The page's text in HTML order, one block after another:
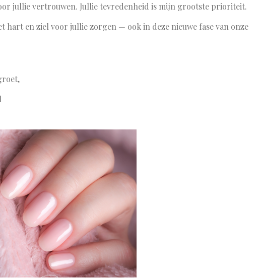
jullie vertrouwen. Jullie tevredenheid is mijn grootste prioriteit.
hart en ziel voor jullie zorgen — ook in deze nieuwe fase van onze